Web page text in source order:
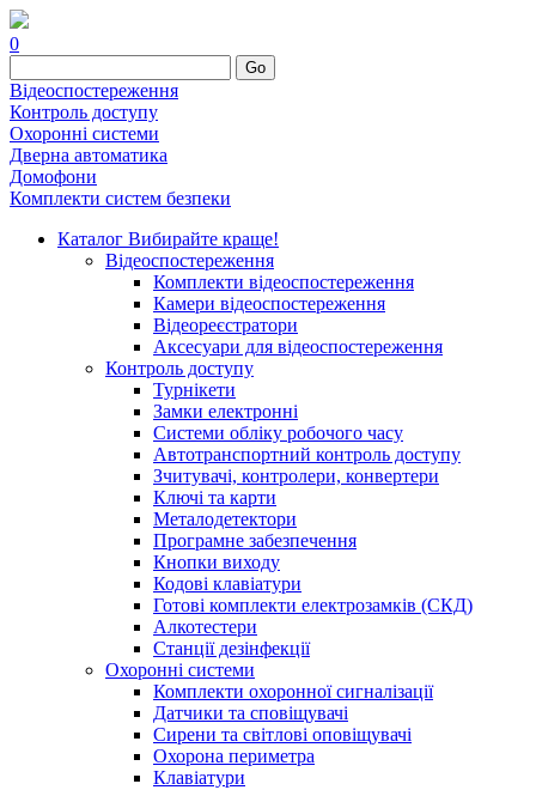
0
Go
Відеоспостереження
Контроль доступу
Охоронні системи
Дверна автоматика
Домофони
Комплекти систем безпеки
Каталог Вибирайте краще!
Відеоспостереження
Комплекти відеоспостереження
Камери відеоспостереження
Відеореєстратори
Аксесуари для відеоспостереження
Контроль доступу
Турнікети
Замки електронні
Системи обліку робочого часу
Автотранспортний контроль доступу
Зчитувачі, контролери, конвертери
Ключі та карти
Металодетектори
Програмне забезпечення
Кнопки виходу
Кодові клавіатури
Готові комплекти електрозамків (СКД)
Алкотестери
Станції дезінфекції
Охоронні системи
Комплекти охоронної сигналізації
Датчики та сповіщувачі
Сирени та світлові оповіщувачі
Охорона периметра
Клавіатури